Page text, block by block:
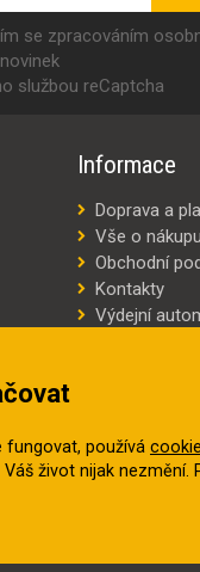
se zpracováním
službou reCaptcha
Informace
Doprava a
Vše o nákupu
Obchodní
Kontakty
Výdejní
fungovat, používá
život nijak